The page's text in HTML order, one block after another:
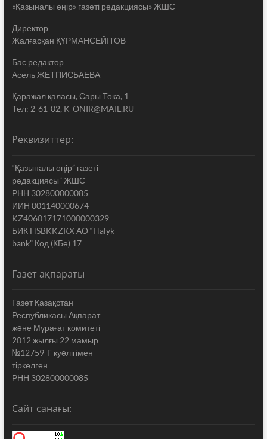
«Қазыналы өңір» газеті редакциясы» ЖШС
Директор
Жалғасқан ҚҰРМАНСЕЙІТОВ
Бас редактор
Асель ЖЕТПИСБАЕВА
Қаражал қаласы, Сары Тока, 1
Тел: 2-61-02, K-ONIR@MAIL.RU
Реквизиттер:
“Қазыналы өңір” газеті
редакциясы” ЖШС
РНН 302800000085
ИИН 001140000674
KZ406017171000000329
БИК HSBKKZKX АО “Halyk
bank” Код (КБе) 17
Газет ақпараты
Газет Қазақстан
Республикасы Ақпарат
жəне Мұрағат комитеті
2012 жылғы 22 мамыр
№12759-Г куəлігімен
тіркелген
РНН 302800000085
Сайт санағы: